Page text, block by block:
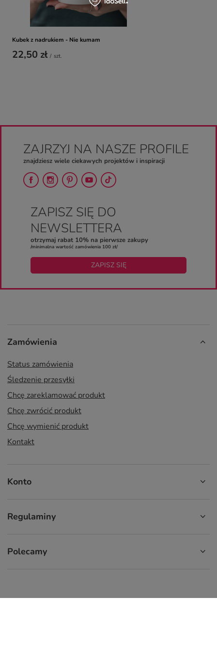
Kubek z nadrukiem - Nie kumam
22,50 zł / szt.
ZAJRZYJ NA NASZE PROFILE
znajdziesz wiele ciekawych projektów i inspiracji
ZAPISZ SIĘ DO
NEWSLETTERA
otrzymaj rabat 10% na pierwsze zakupy
/minimalna wartość zamówienia 100 zł/
ZAPISZ SIĘ
Zamówienia
Status zamówienia
Śledzenie przesyłki
Chcę zareklamować produkt
Chcę zwrócić produkt
Chcę wymienić produkt
Kontakt
Konto
Regulaminy
Polecamy